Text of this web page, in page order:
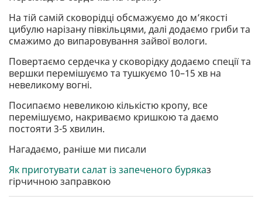
На тій самій сковорідці обсмажуємо до м’якості
цибулю нарізану півкільцями, далі додаємо гриби та
смажимо до випаровування зайвої вологи.
Повертаємо сердечка у сковорідку додаємо спеції та
вершки перемішуємо та тушкуємо 10–15 хв на
невеликому вогні.
Посипаємо невеликою кількістю кропу, все
перемішуємо, накриваємо кришкою та даємо
постояти 3-5 хвилин.
Нагадаємо, раніше ми писали
Як приготувати салат із запеченого буряказ
гірчичною заправкою